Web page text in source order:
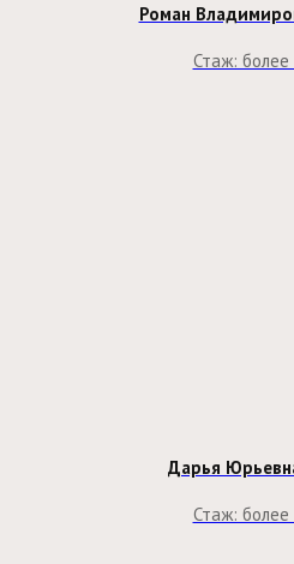
Роман
Стаж: более
Дарья
Стаж: более